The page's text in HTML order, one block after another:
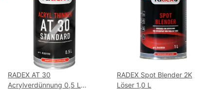
RADEX AT 30
Acrylverdünnung 0,5 L
RADEX Spot Blender 2K
Löser 1,0 L